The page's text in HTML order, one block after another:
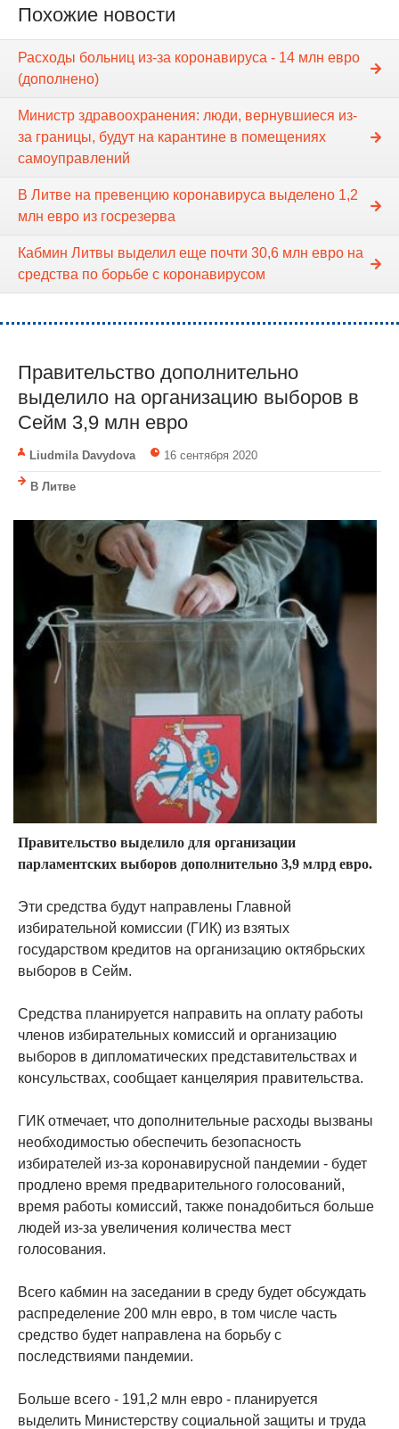
Похожие новости
Расходы больниц из-за коронавируса - 14 млн евро
(дополнено)
Министр здравоохранения: люди, вернувшиеся из-
за границы, будут на карантине в помещениях
самоуправлений
В Литве на превенцию коронавируса выделено 1,2
млн евро из госрезерва
Кабмин Литвы выделил еще почти 30,6 млн евро на
средства по борьбе с коронавирусом
Правительство дополнительно
выделило на организацию выборов в
Cейм 3,9 млн евро
Liudmila Davydova 16 сентября 2020
В Литве
Правительство выделило для организации
парламентских выборов дополнительно 3,9 млрд евро.
Эти средства будут направлены Главной
избирательной комиссии (ГИК) из взятых
государством кредитов на организацию октябрьских
выборов в Cейм.
Средства планируется направить на оплату работы
членов избирательных комиссий и организацию
выборов в дипломатических представительствах и
консульствах, сообщает канцелярия правительства.
ГИК отмечает, что дополнительные расходы вызваны
необходимостью обеспечить безопасность
избирателей из-за коронавирусной пандемии - будет
продлено время предварительного голосований,
время работы комиссий, также понадобиться больше
людей из-за увеличения количества мест
голосования.
Всего кабмин на заседании в среду будет обсуждать
распределение 200 млн евро, в том числе часть
средство будет направлена на борьбу с
последствиями пандемии.
Больше всего - 191,2 млн евро - планируется
выделить Министерству социальной защиты и труда